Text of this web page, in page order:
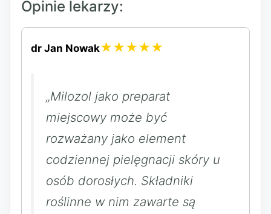
Opinie lekarzy:
dr Jan Nowak★★★★★
„Milozol jako preparat
miejscowy może być
rozważany jako element
codziennej pielęgnacji skóry u
osób dorosłych. Składniki
roślinne w nim zawarte są